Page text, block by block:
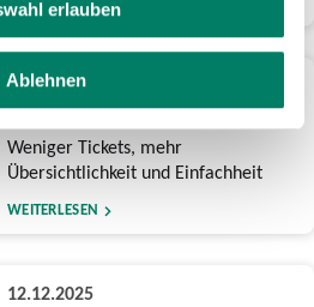
erlauben
Ablehnen
15.12.2025
Reform des NRW-Tarifs
Weniger Tickets, mehr
Übersichtlichkeit und Einfachheit
WEITERLESEN
12.12.2025